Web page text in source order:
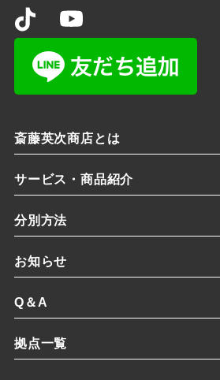
斎藤英次商店とは
サービス・商品紹介
分別方法
お知らせ
Q＆A
拠点一覧